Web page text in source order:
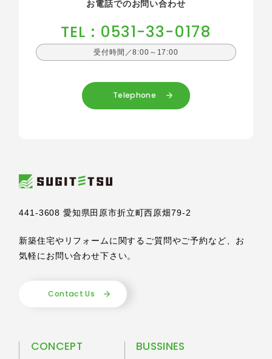
お電話でのお問い合わせ
TEL : 0531-33-0178
受付時間／8:00～17:00
Telephone
441-3608 愛知県田原市折立町西原畑79-2
新築住宅やリフォームに関するご質問やご予約など、 お
気軽にお問い合わせ下さい。
Contact Us
CONCEPT BUSSINES